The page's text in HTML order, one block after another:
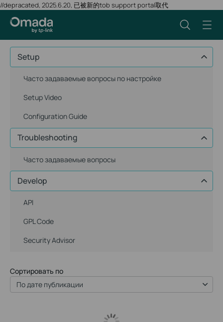
//depracated, 2025.6.20, 已被新的tob support portal取代
Setup
Часто задаваемые вопросы по настройке
Setup Video
Configuration Guide
Troubleshooting
Часто задаваемые вопросы
Develop
API
GPL Code
Security Advisor
Сортировать по
По дате публикации